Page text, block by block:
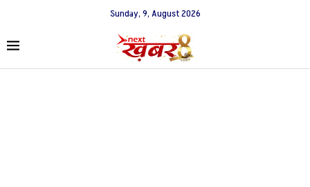
Sunday, 9, August 2026